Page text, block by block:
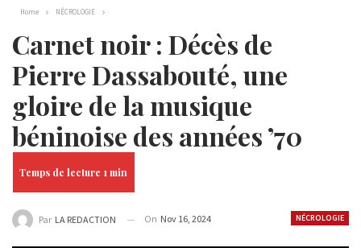
Home NÉCROLOGIE
Carnet noir : Décès de
Pierre Dassabouté, une
gloire de la musique
béninoise des années ’70
NÉCROLOGIE
Par LA REDACTION On Nov 16, 2024